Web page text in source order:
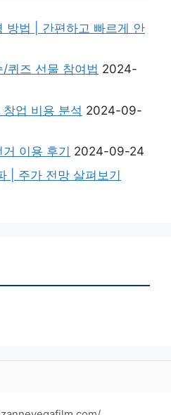
방법 | 간편하고 빠르게 안
퀴즈 선물 참여법 2024-
업 비용 분석 2024-09-
이용 후기 2024-09-24
| 주가 전망 살펴보기